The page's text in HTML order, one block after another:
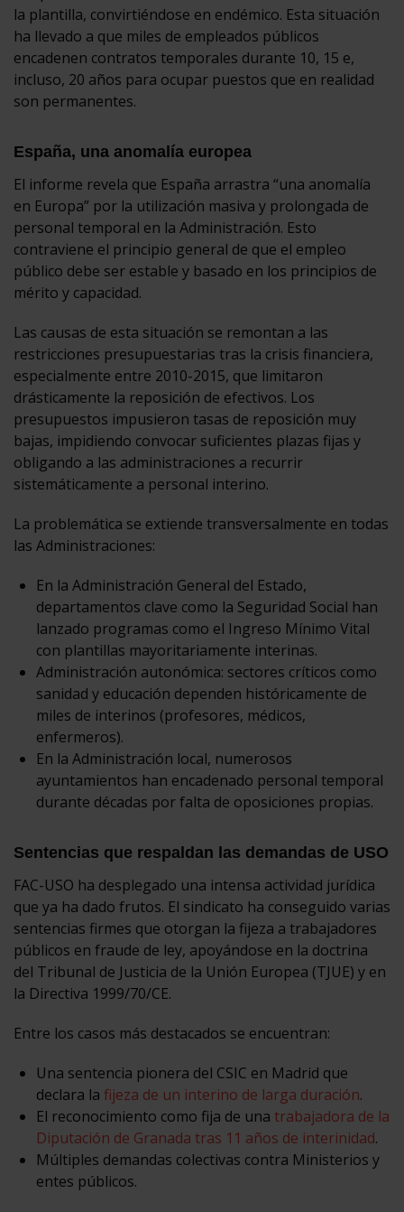
la plantilla, convirtiéndose en endémico. Esta situación
ha llevado a que miles de empleados públicos
encadenen contratos temporales durante 10, 15 e,
incluso, 20 años para ocupar puestos que en realidad
son permanentes.
España, una anomalía europea
El informe revela que España arrastra “una anomalía
en Europa” por la utilización masiva y prolongada de
personal temporal en la Administración. Esto
contraviene el principio general de que el empleo
público debe ser estable y basado en los principios de
mérito y capacidad.
Las causas de esta situación se remontan a las
restricciones presupuestarias tras la crisis financiera,
especialmente entre 2010-2015, que limitaron
drásticamente la reposición de efectivos. Los
presupuestos impusieron tasas de reposición muy
bajas, impidiendo convocar suficientes plazas fijas y
obligando a las administraciones a recurrir
sistemáticamente a personal interino.
La problemática se extiende transversalmente en todas
las Administraciones:
En la Administración General del Estado,
departamentos clave como la Seguridad Social han
lanzado programas como el Ingreso Mínimo Vital
con plantillas mayoritariamente interinas.
Administración autonómica: sectores críticos como
sanidad y educación dependen históricamente de
miles de interinos (profesores, médicos,
enfermeros).
En la Administración local, numerosos
ayuntamientos han encadenado personal temporal
durante décadas por falta de oposiciones propias.
Sentencias que respaldan las demandas de USO
FAC-USO ha desplegado una intensa actividad jurídica
que ya ha dado frutos. El sindicato ha conseguido varias
sentencias firmes que otorgan la fijeza a trabajadores
públicos en fraude de ley, apoyándose en la doctrina
del Tribunal de Justicia de la Unión Europea (TJUE) y en
la Directiva 1999/70/CE.
Entre los casos más destacados se encuentran:
Una sentencia pionera del CSIC en Madrid que
declara la fijeza de un interino de larga duración.
El reconocimiento como fija de una trabajadora de la
Diputación de Granada tras 11 años de interinidad.
Múltiples demandas colectivas contra Ministerios y
entes públicos.